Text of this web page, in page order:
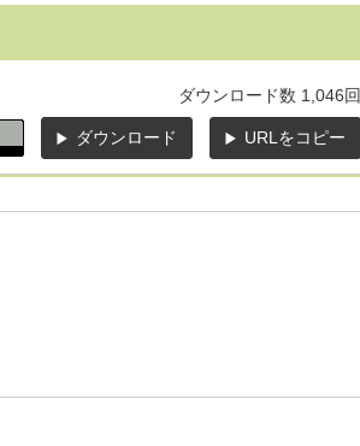
ダウンロード数 1,046回
ダウンロード URLをコピー